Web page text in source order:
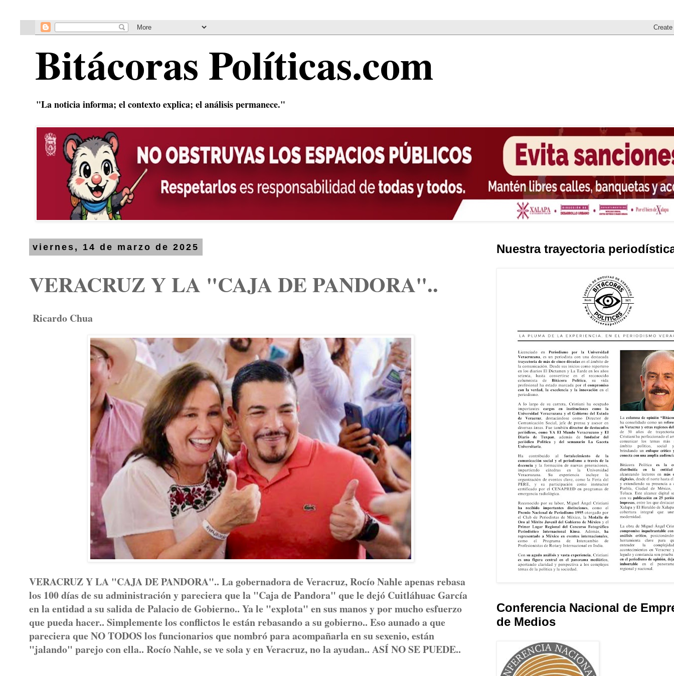
Bitácoras Políticas.com
"La noticia informa; el contexto explica; el análisis permanece."
viernes, 14 de marzo de 2025
VERACRUZ Y LA "CAJA DE PANDORA"..
Ricardo Chua
VERACRUZ Y LA "CAJA DE PANDORA".. La gobernadora de Veracruz, Rocío Nahle apenas rebasa
los 100 días de su administración y pareciera que la "Caja de Pandora" que le dejó Cuitláhuac García
en la entidad a su salida de Palacio de Gobierno.. Ya le "explota" en sus manos y por mucho esfuerzo
que pueda hacer.. Simplemente los conflictos le están rebasando a su gobierno.. Eso aunado a que
pareciera que NO TODOS los funcionarios que nombró para acompañarla en su sexenio, están
"jalando" parejo con ella.. Rocío Nahle, se ve sola y en Veracruz, no la ayudan.. ASÍ NO SE PUEDE..
Nuestra trayectoria
Conferencia Nacional de
de Medios